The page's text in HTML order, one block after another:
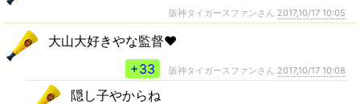
阪神タイガースファンさん 2017,10/17 10:05
大山大好きやな監督❤️
+33
阪神タイガースファンさん 2017,10/17 10:08
隠し子やからね